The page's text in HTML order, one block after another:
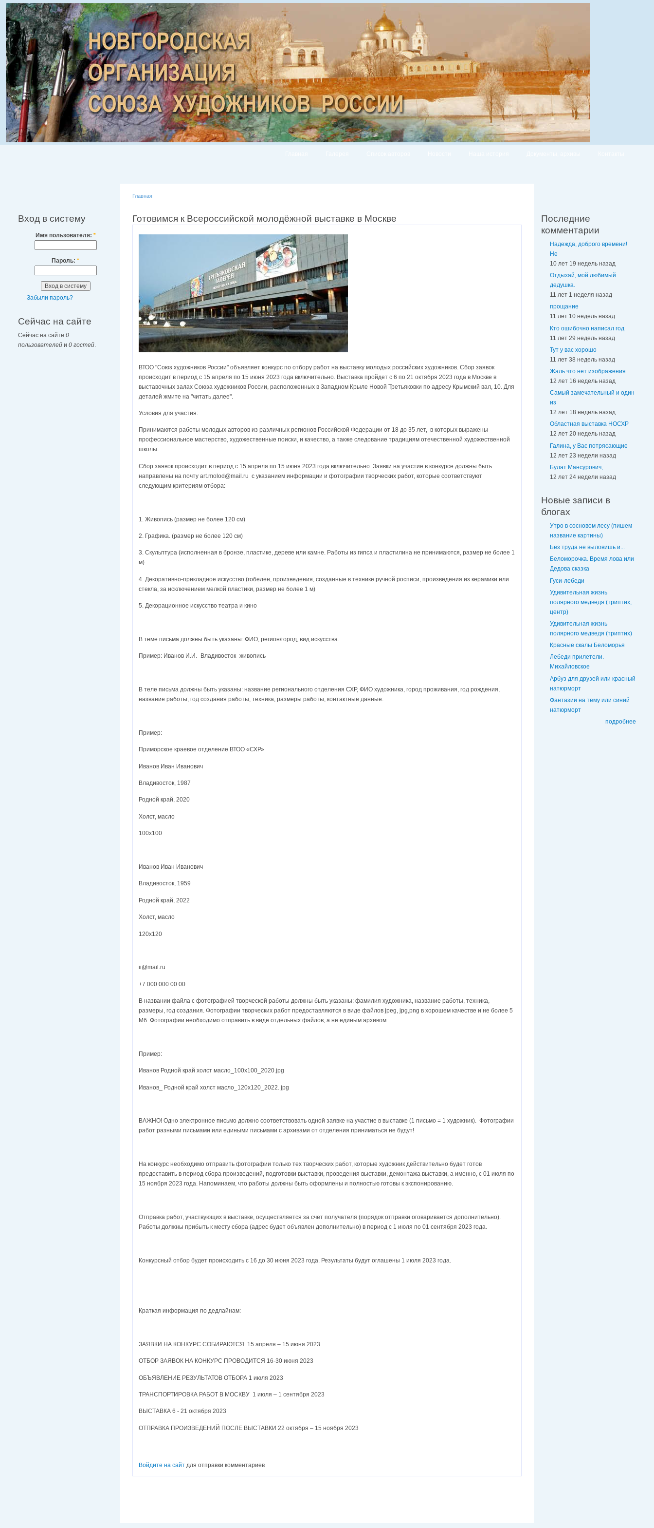
Вход в систему
Имя пользователя: *
Пароль: *
Забыли пароль?
Сейчас на сайте
Сейчас на сайте 0
пользователей и 0 гостей
Главная
Готовимся к Всероссийской молодёжной выставке в Москве
ВТОО "Союз художников России" объявляет конкурс по отбору работ на выставку молодых российских художников. Сбор заявок
происходит в период с 15 апреля по 15 июня 2023 года включительно. Выставка пройдет с 6 по 21 октября 2023 года в Москве в
выставочных залах Союза художников России, расположенных в Западном Крыле Новой Третьяковки по адресу Крымский вал, 10. Для
деталей жмите на "читать далее".
Условия для участия:
Принимаются работы молодых авторов из различных регионов Российской Федерации от 18 до 35 лет, в которых выражены
профессиональное мастерство, художественные поиски, и качество, а также следование традициям отечественной художественной
школы.
Сбор заявок происходит в период с 15 апреля по 15 июня 2023 года включительно. Заявки на участие в конкурсе должны быть
направлены на почту art.molod@mail.ru с указанием информации и фотографии творческих работ, которые соответствуют
следующим критериям отбора:
1. Живопись (размер не более 120 см)
2. Графика. (размер не более 120 см)
3. Скульптура (исполненная в бронзе, пластике, дереве или камне. Работы из гипса и пластилина не принимаются, размер не более 1
м)
4. Декоративно-прикладное искусство (гобелен, произведения, созданные в технике ручной росписи, произведения из керамики или
стекла, за исключением мелкой пластики, размер не более 1 м)
5. Декорационное искусство театра и кино
В теме письма должны быть указаны: ФИО, регион/город, вид искусства.
Пример: Иванов И.И._Владивосток_живопись
В теле письма должны быть указаны: название регионального отделения СХР, ФИО художника, город проживания, год рождения,
название работы, год создания работы, техника, размеры работы, контактные данные.
Пример:
Приморское краевое отделение ВТОО «СХР»
Иванов Иван Иванович
Владивосток, 1987
Родной край, 2020
Холст, масло
100х100
Иванов Иван Иванович
Владивосток, 1959
Родной край, 2022
Холст, масло
120х120
ii@mail.ru
+7 000 000 00 00
В названии файла с фотографией творческой работы должны быть указаны: фамилия художника, название работы, техника,
размеры, год создания. Фотографии творческих работ предоставляются в виде файлов jpeg, jpg,png в хорошем качестве и не более 5
Мб. Фотографии необходимо отправить в виде отдельных файлов, а не единым архивом.
Пример:
Иванов Родной край холст масло_100х100_2020.jpg
Иванов_ Родной край холст масло_120х120_2022. jpg
ВАЖНО! Одно электронное письмо должно соответствовать одной заявке на участие в выставке (1 письмо = 1 художник). Фотографии
работ разными письмами или едиными письмами с архивами от отделения приниматься не будут!
На конкурс необходимо отправить фотографии только тех творческих работ, которые художник действительно будет готов
предоставить в период сбора произведений, подготовки выставки, проведения выставки, демонтажа выставки, а именно, с 01 июля по
15 ноября 2023 года. Напоминаем, что работы должны быть оформлены и полностью готовы к экспонированию.
Отправка работ, участвующих в выставке, осуществляется за счет получателя (порядок отправки оговаривается дополнительно).
Работы должны прибыть к месту сбора (адрес будет объявлен дополнительно) в период с 1 июля по 01 сентября 2023 года.
Конкурсный отбор будет происходить с 16 до 30 июня 2023 года. Результаты будут оглашены 1 июля 2023 года.
Краткая информация по дедлайнам:
ЗАЯВКИ НА КОНКУРС СОБИРАЮТСЯ 15 апреля – 15 июня 2023
ОТБОР ЗАЯВОК НА КОНКУРС ПРОВОДИТСЯ 16-30 июня 2023
ОБЪЯВЛЕНИЕ РЕЗУЛЬТАТОВ ОТБОРА 1 июля 2023
ТРАНСПОРТИРОВКА РАБОТ В МОСКВУ 1 июля – 1 сентября 2023
ВЫСТАВКА 6 - 21 октября 2023
ОТПРАВКА ПРОИЗВЕДЕНИЙ ПОСЛЕ ВЫСТАВКИ 22 октября – 15 ноября 2023
Войдите на сайт для отправки комментариев
Последние
комментарии
Надежда, доброго времени!
Не
10 лет 19 недель назад
Отдыхай, мой любимый
дедушка.
11 лет 1 неделя назад
прощание
11 лет 10 недель назад
Кто ошибочно написал год
11 лет 29 недель назад
Тут у вас хорошо
11 лет 38 недель назад
Жаль что нет изображения
12 лет 16 недель назад
Самый замечательный и один
из
12 лет 18 недель назад
Областная выставка НОСХР
12 лет 20 недель назад
Галина, у Вас потрясающие
12 лет 23 недели назад
Булат Мансурович,
12 лет 24 недели назад
Новые записи в
блогах
Утро в сосновом лесу (пишем
название картины)
Без труда не выловишь и...
Беломорочка. Время лова или
Дедова сказка
Гуси-лебеди
Удивительная жизнь
полярного медведя (триптих,
центр)
Удивительная жизнь
полярного медведя (триптих)
Красные скалы Беломорья
Лебеди прилетели.
Михайловское
Арбуз для друзей или красный
натюрморт
Фантазии на тему или синий
натюрморт
подробнее